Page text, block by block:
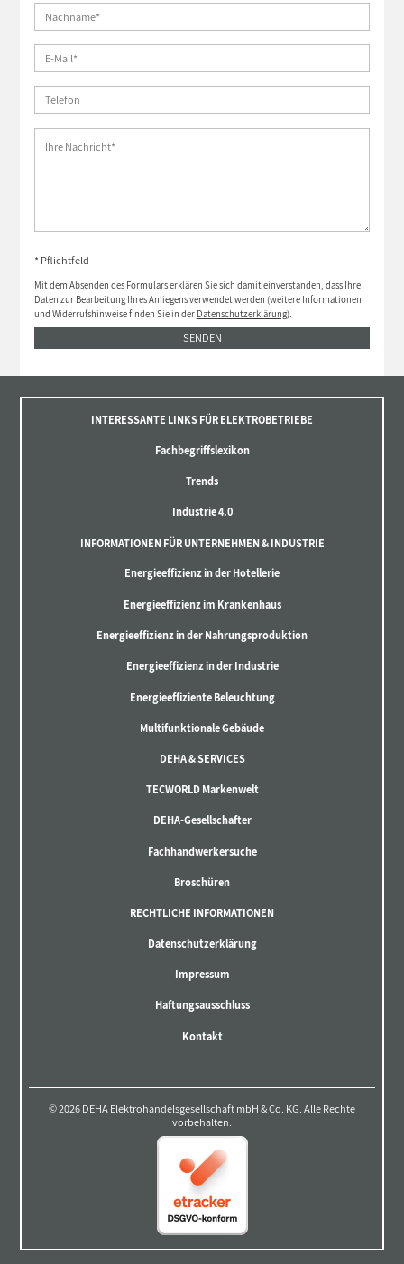
* Pflichtfeld
Mit dem Absenden des Formulars erklären Sie sich damit einverstanden, dass Ihre
Daten zur Bearbeitung Ihres Anliegens verwendet werden (weitere Informationen
und Widerrufshinweise finden Sie in der Datenschutzerklärung).
SENDEN
INTERESSANTE LINKS FÜR ELEKTROBETRIEBE
Fachbegriffslexikon
Trends
Industrie 4.0
INFORMATIONEN FÜR UNTERNEHMEN & INDUSTRIE
Energieeffizienz in der Hotellerie
Energieeffizienz im Krankenhaus
Energieeffizienz in der Nahrungsproduktion
Energieeffizienz in der Industrie
Energieeffiziente Beleuchtung
Multifunktionale Gebäude
DEHA & SERVICES
TECWORLD Markenwelt
DEHA-Gesellschafter
Fachhandwerkersuche
Broschüren
RECHTLICHE INFORMATIONEN
Datenschutzerklärung
Impressum
Haftungsausschluss
Kontakt
© 2026 DEHA Elektrohandelsgesellschaft mbH & Co. KG. Alle Rechte
vorbehalten.